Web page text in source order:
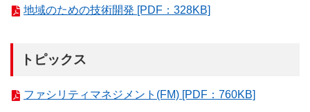
地域のための技術開発 [PDF：328KB]
トピックス
ファシリティマネジメント(FM) [PDF：760KB]